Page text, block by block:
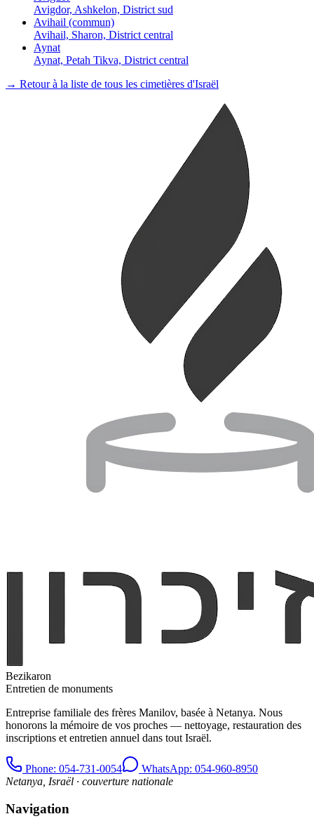
Avigdor, Ashkelon, District sud
Avihail (commun)
Avihail, Sharon, District central
Aynat
Aynat, Petah Tikva, District central
→ Retour à la liste de tous les cimetières d'Israël
Bezikaron
Entretien de monuments
Entreprise familiale des frères Manilov, basée à Netanya. Nous
honorons la mémoire de vos proches — nettoyage, restauration des
inscriptions et entretien annuel dans tout Israël.
Phone: 054-731-0054
WhatsApp: 054-960-8950
Netanya, Israël · couverture nationale
Navigation